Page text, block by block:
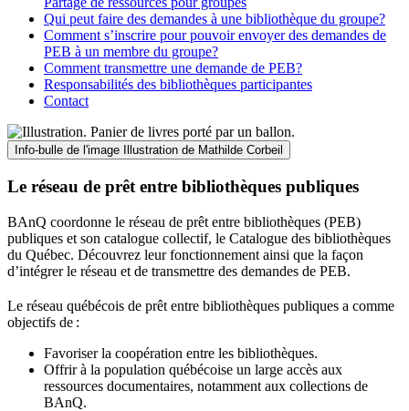
Qui peut faire des demandes à une bibliothèque du groupe?
Comment s’inscrire pour pouvoir envoyer des demandes de
PEB à un membre du groupe?
Comment transmettre une demande de PEB?
Responsabilités des bibliothèques participantes
Contact
Info-bulle de l'image Illustration de Mathilde Corbeil
Le réseau de prêt entre bibliothèques publiques
BAnQ coordonne le réseau de prêt entre bibliothèques (PEB)
publiques et son catalogue collectif, le Catalogue des bibliothèques
du Québec. Découvrez leur fonctionnement ainsi que la façon
d’intégrer le réseau et de transmettre des demandes de PEB.
Le réseau québécois de prêt entre bibliothèques publiques a comme
objectifs de :
Favoriser la coopération entre les bibliothèques.
Offrir à la population québécoise un large accès aux
ressources documentaires, notamment aux collections de
BAnQ.